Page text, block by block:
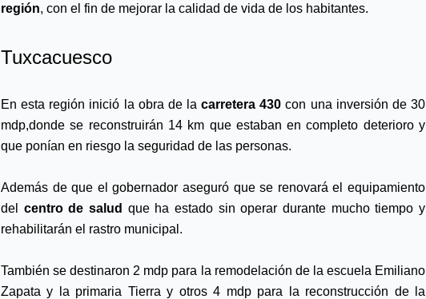
región, con el fin de mejorar la calidad de vida de los habitantes.
Tuxcacuesco
En esta región inició la obra de la carretera 430 con una inversión de 30
mdp,donde se reconstruirán 14 km que estaban en completo deterioro y
que ponían en riesgo la seguridad de las personas.
Además de que el gobernador aseguró que se renovará el equipamiento
del centro de salud que ha estado sin operar durante mucho tiempo y
rehabilitarán el rastro municipal.
También se destinaron 2 mdp para la remodelación de la escuela Emiliano
Zapata y la primaria Tierra y otros 4 mdp para la reconstrucción de la